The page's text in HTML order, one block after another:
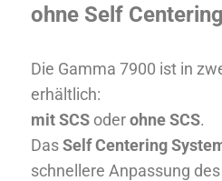
ohne Self
Die Gamma 7900 ist in
erhältlich:
mit SCS oderohne SCS.
DasSelf Centering
schnellere Anpassung